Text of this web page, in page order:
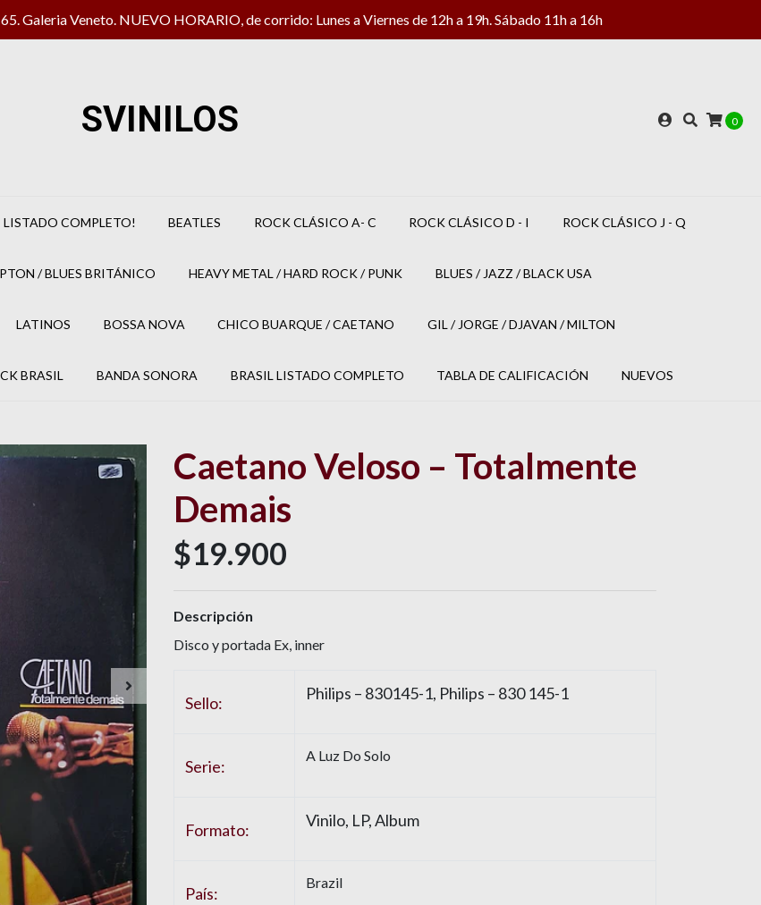
Galeria Veneto. NUEVO HORARIO, de corrido: Lunes a Viernes de 12h a 19h. Sábado 11h a 16h
SVINILOS 0
LISTADO COMPLETO! BEATLES ROCK CLÁSICO A- C ROCK CLÁSICO D - I ROCK CLÁSICO J - Q
/ BLUES BRITÁNICO HEAVY METAL / HARD ROCK / PUNK BLUES / JAZZ / BLACK USA
LATINOS BOSSA NOVA CHICO BUARQUE / CAETANO GIL / JORGE / DJAVAN / MILTON
BRASIL BANDA SONORA BRASIL LISTADO COMPLETO TABLA DE CALIFICACIÓN NUEVOS
Caetano Veloso – Totalmente
Demais
$19.900
Descripción
Disco y portada Ex, inner
Sello: Philips – 830145-1, Philips – 830 145-1
Serie:
A Luz Do Solo
Formato: Vinilo, LP, Album
País:
Brazil